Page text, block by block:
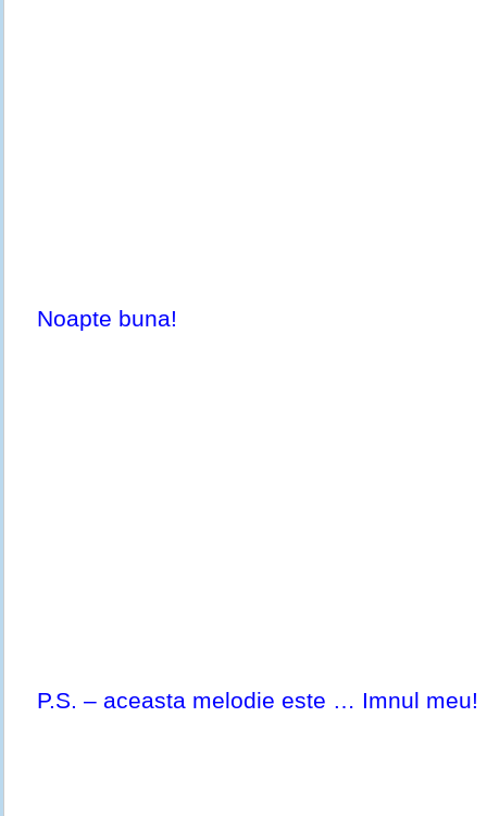
Noapte buna!
P.S. – aceasta melodie este … Imnul meu!